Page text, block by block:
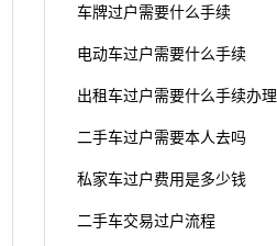
车牌过户需要什么手续
电动车过户需要什么手续
出租车过户需要什么手续办理
二手车过户需要本人去吗
私家车过户费用是多少钱
二手车交易过户流程